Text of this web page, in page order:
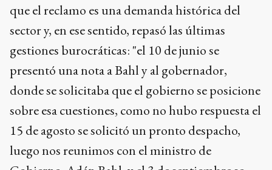
que el reclamo es una demanda histórica del
sector y, en ese sentido, repasó las últimas
gestiones burocráticas: "el 10 de junio se
presentó una nota a Bahl y al gobernador,
donde se solicitaba que el gobierno se posicione
sobre esa cuestiones, como no hubo respuesta el
15 de agosto se solicitó un pronto despacho,
luego nos reunimos con el ministro de